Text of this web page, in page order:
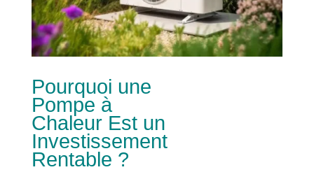
Pourquoi une
Pompe à
Chaleur Est un
Investissement
Rentable ?